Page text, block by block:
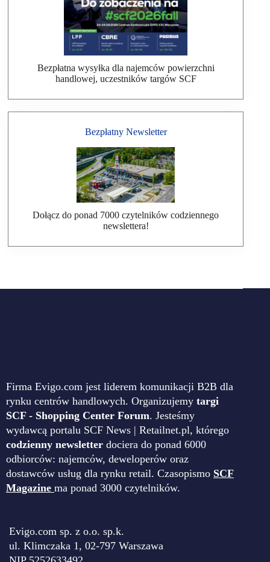
Bezpłatna wysyłka dla najemców powierzchni
handlowej, uczestników targów SCF
Bezpłatny Newsletter
Dołącz do ponad 7000 czytelników codziennego
newslettera!
Firma Evigo.com jest liderem komunikacji B2B dla
rynku centrów handlowych. Organizujemy targi
SCF - Shopping Center Forum. Jesteśmy
wydawcą portalu SCF News | Retailnet.pl, którego
codzienny newsletter dociera do ponad 6000
odbiorców: najemców, deweloperów oraz
dostawców usług dla rynku retail. Czasopismo SCF
Magazine ma ponad 3000 czytelników.
Evigo.com sp. z o.o. sp.k.
ul. Klimczaka 1, 02-797 Warszawa